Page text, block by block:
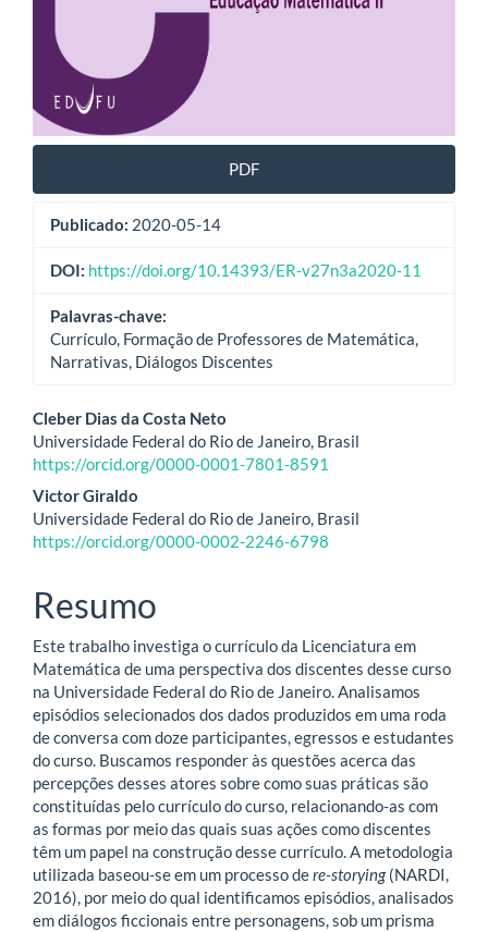
PDF
Publicado: 2020-05-14
DOI: https://doi.org/10.14393/ER-v27n3a2020-11
Palavras-chave:
Currículo, Formação de Professores de Matemática,
Narrativas, Diálogos Discentes
Conteúdo
do
artigo
principal
Cleber Dias da Costa Neto
Universidade Federal do Rio de Janeiro, Brasil
https://orcid.org/0000-0001-7801-8591
Victor Giraldo
Universidade Federal do Rio de Janeiro, Brasil
https://orcid.org/0000-0002-2246-6798
Resumo
Este trabalho investiga o currículo da Licenciatura em
Matemática de uma perspectiva dos discentes desse curso
na Universidade Federal do Rio de Janeiro. Analisamos
episódios selecionados dos dados produzidos em uma roda
de conversa com doze participantes, egressos e estudantes
do curso. Buscamos responder às questões acerca das
percepções desses atores sobre como suas práticas são
constituídas pelo currículo do curso, relacionando-as com
as formas por meio das quais suas ações como discentes
têm um papel na construção desse currículo. A metodologia
utilizada baseou-se em um processo dere-storying(NARDI,
2016), por meio do qual identificamos episódios, analisados
em diálogos ficcionais entre personagens, sob um prisma